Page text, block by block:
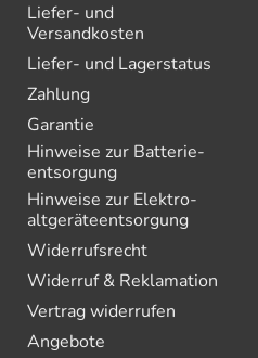
Liefer- und
Versandkosten
Liefer- und Lagerstatus
Zahlung
Garantie
Hinweise zur Batterie­
entsorgung
Hinweise zur Elektro­
altgeräte­entsorgung
Widerrufsrecht
Widerruf & Reklamation
Vertrag widerrufen
Angebote